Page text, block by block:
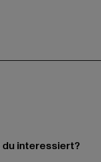
interessiert?